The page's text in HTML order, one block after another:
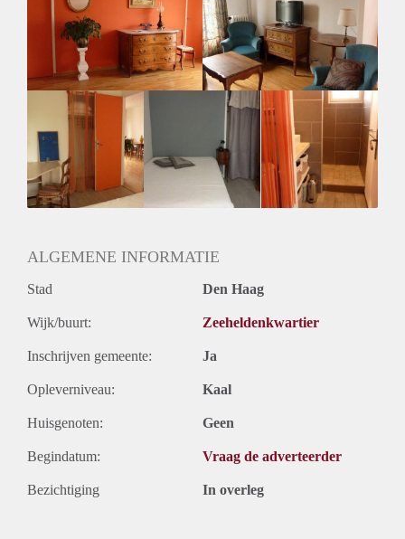
Huisgenoten: Ja
Geslacht huisgenoten: Gemengd
ALGEMENE INFORMATIE
Stad Den Haag
Wijk/buurt: Zeeheldenkwartier
Inschrijven gemeente: Ja
Opleverniveau: Kaal
Huisgenoten: Geen
Begindatum: Vraag de adverteerder
Bezichtiging In overleg